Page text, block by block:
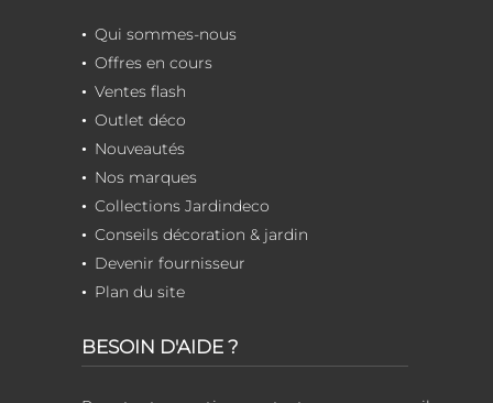
Qui sommes-nous
Offres en cours
Ventes flash
Outlet déco
Nouveautés
Nos marques
Collections Jardindeco
Conseils décoration & jardin
Devenir fournisseur
Plan du site
BESOIN D'AIDE ?